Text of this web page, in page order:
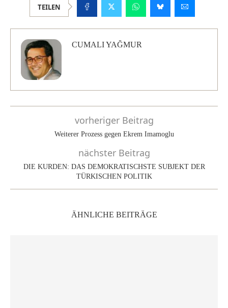
TEILEN
CUMALI YAĞMUR
vorheriger Beitrag
Weiterer Prozess gegen Ekrem Imamoglu
nächster Beitrag
DIE KURDEN: DAS DEMOKRATISCHSTE SUBJEKT DER
TÜRKISCHEN POLITIK
ÄHNLICHE BEITRÄGE